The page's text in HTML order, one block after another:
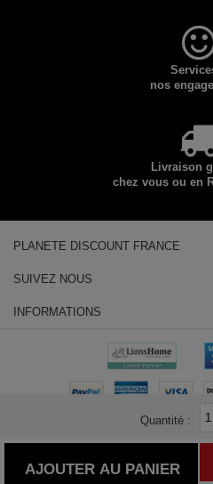
Quantité :
AJOUTER AU PANIER
nos
Livraison
chez vous ou en
PLANETE DISCOUNT FRANCE
SUIVEZ NOUS
INFORMATIONS
chemin des Groseilliers 91760